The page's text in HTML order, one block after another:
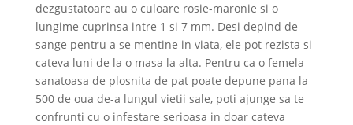
dezgustatoare au o culoare rosie-maronie si o
lungime cuprinsa intre 1 si 7 mm. Desi depind de
sange pentru a se mentine in viata, ele pot rezista si
cateva luni de la o masa la alta. Pentru ca o femela
sanatoasa de plosnita de pat poate depune pana la
500 de oua de-a lungul vietii sale, poti ajunge sa te
confrunti cu o infestare serioasa in doar cateva